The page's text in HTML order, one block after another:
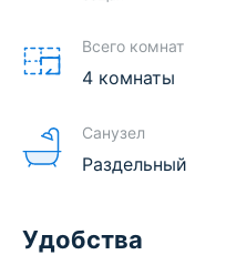
Всего комнат
4 комнаты
Санузел
Раздельный
Удобства